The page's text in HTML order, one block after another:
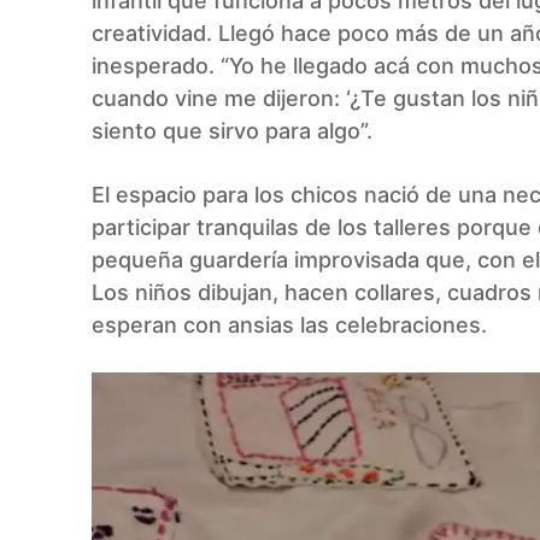
creatividad. Llegó hace poco más de un
inesperado. “Yo he llegado acá con
cuando vine me dijeron: ‘¿Te gustan los
siento que sirvo para algo”.
El espacio para los chicos nació de una
participar tranquilas de los talleres
pequeña guardería improvisada que, con
Los niños dibujan, hacen collares,
esperan con ansias las celebraciones.